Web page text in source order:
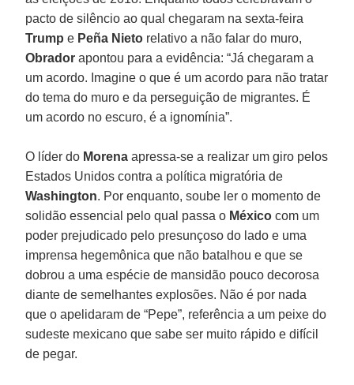
pacto de silêncio ao qual chegaram na sexta-feira
Trump e Peña Nieto relativo a não falar do muro,
Obrador apontou para a evidência: “Já chegaram a
um acordo. Imagine o que é um acordo para não tratar
do tema do muro e da perseguição de migrantes. É
um acordo no escuro, é a ignomínia”.
O líder do Morena apressa-se a realizar um giro pelos
Estados Unidos contra a política migratória de
Washington. Por enquanto, soube ler o momento de
solidão essencial pelo qual passa o México com um
poder prejudicado pelo presunçoso do lado e uma
imprensa hegemônica que não batalhou e que se
dobrou a uma espécie de mansidão pouco decorosa
diante de semelhantes explosões. Não é por nada
que o apelidaram de “Pepe”, referência a um peixe do
sudeste mexicano que sabe ser muito rápido e difícil
de pegar.